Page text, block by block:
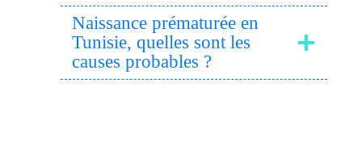
Naissance prématurée en
Tunisie, quelles sont les
causes probables ?